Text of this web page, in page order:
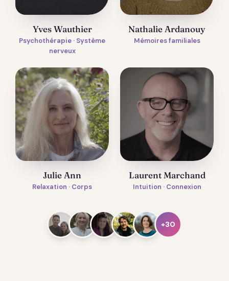
Yves Wauthier
Psychothérapie · Système
nerveux
Nathalie Ardanouy
Mémoires familiales
Julie Ann
Relaxation · Corps
Laurent Marchand
Intuition · Connexion
+30